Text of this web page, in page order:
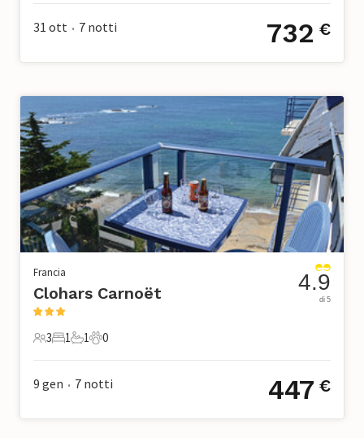
31 ott • 7 notti 732 €
Francia
Clohars Carnoët
3 Ospiti
3
1 Camera da letto
1
1 Bagno
1
0 Animali domestici
0
4.9
di 5
9 gen • 7 notti 447 €